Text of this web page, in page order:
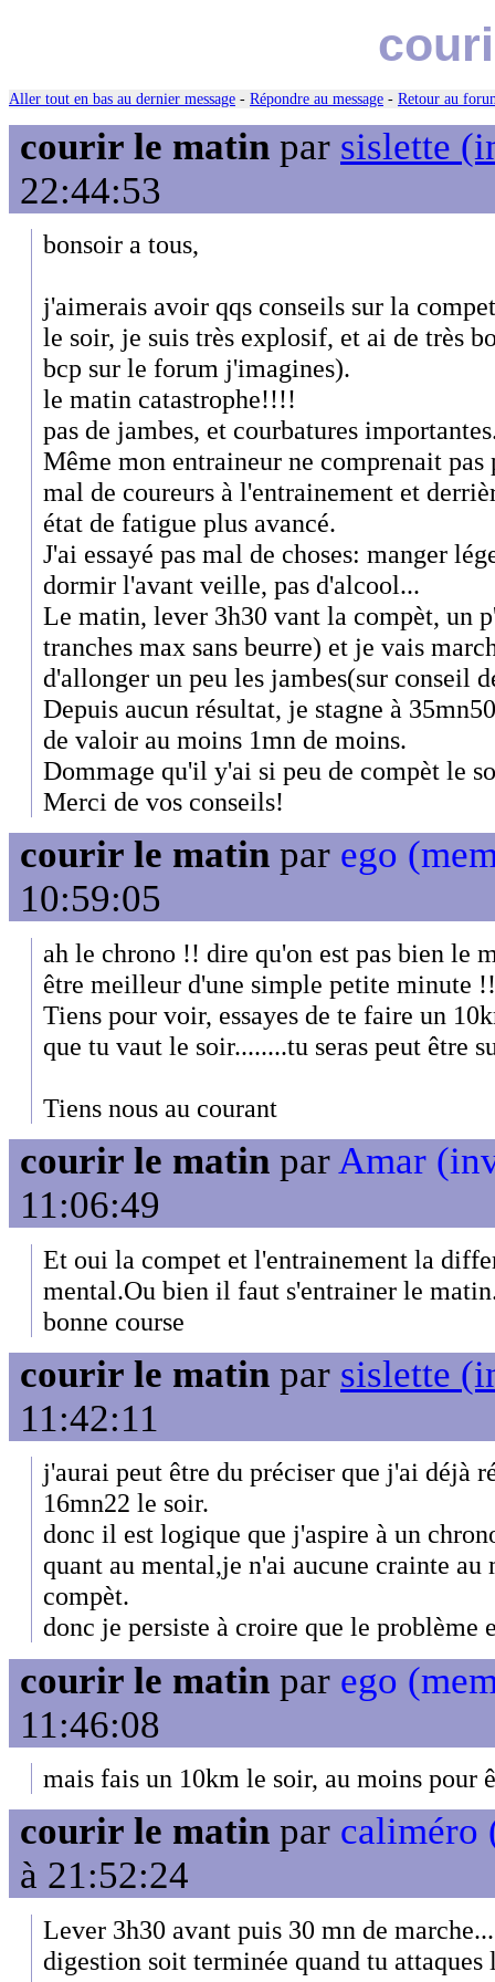
Aller tout en bas au dernier message - Répondre au message - Retour au
courir le matin par sislette
22:44:53
bonsoir a tous,
j'aimerais avoir qqs conseils sur la
le soir, je suis très explosif, et ai de très
bcp sur le forum j'imagines).
le matin catastrophe!!!!
pas de jambes, et courbatures
Même mon entraineur ne comprenait
mal de coureurs à l'entrainement et
état de fatigue plus avancé.
J'ai essayé pas mal de choses: manger
dormir l'avant veille, pas d'alcool...
Le matin, lever 3h30 vant la compèt, un
tranches max sans beurre) et je vais
d'allonger un peu les jambes(sur conseil
Depuis aucun résultat, je stagne à
de valoir au moins 1mn de moins.
Dommage qu'il y'ai si peu de compèt le
Merci de vos conseils!
courir le matin par ego
10:59:05
ah le chrono !! dire qu'on est pas bien le
être meilleur d'une simple petite minute
Tiens pour voir, essayes de te faire un
que tu vaut le soir........tu seras peut être
Tiens nous au courant
courir le matin parAmar
11:06:49
Et oui la compet et l'entrainement la
mental.Ou bien il faut s'entrainer le
bonne course
courir le matin par sislette
11:42:11
j'aurai peut être du préciser que j'ai déjà
16mn22 le soir.
donc il est logique que j'aspire à un
quant au mental,je n'ai aucune crainte au
compèt.
donc je persiste à croire que le problème
courir le matin par ego
11:46:08
mais fais un 10km le soir, au moins pour
courir le matin par caliméro
à 21:52:24
Lever 3h30 avant puis 30 mn de
digestion soit terminée quand tu attaques